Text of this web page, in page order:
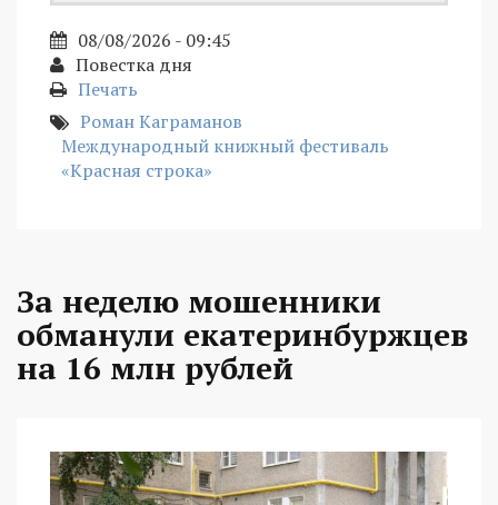
08/08/2026 - 09:45
Повестка дня
Печать
Роман Каграманов
Международный книжный фестиваль
«Красная строка»
За неделю мошенники
обманули екатеринбуржцев
на 16 млн рублей